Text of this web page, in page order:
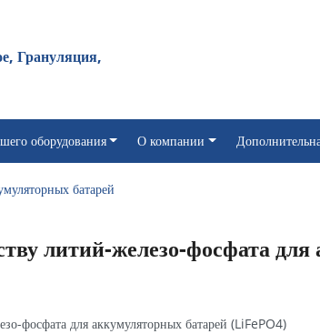
Грануляция,
оборудования О компании
батарей
литий-железо-фосфата
фосфата для аккумуляторных батарей (LiFePO4)